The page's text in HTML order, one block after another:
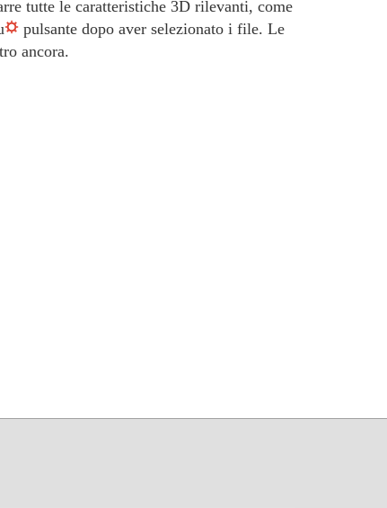
tutte le caratteristiche 3D rilevanti, come
pulsante dopo aver selezionato i file. Le
ancora.